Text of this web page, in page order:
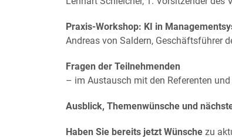
Praxis-Workshop: KI in
Andreas von Saldern, Geschäftsführer
Fragen der Teilnehmenden
– im Austausch mit den Referenten
Ausblick, Themenwünsche und
Haben Sie bereits jetzt Wünsche zu